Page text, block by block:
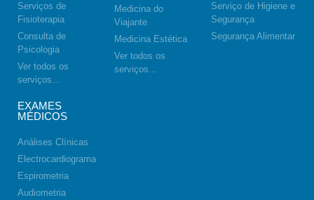
Serviços de
Fisioterapia
Consulta de
Psicologia
Ver todos os
serviços...
Medicina do
Viajante
Medicina Estética
Ver todos os
serviços...
Serviço de Higiene e
Segurança
Segurança Alimentar
EXAMES
MÉDICOS
Análises Clínicas
Electrocardiograma
Espirometria
Audiometria